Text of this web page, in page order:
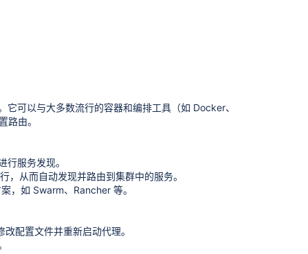
可以与大多数流行的容器和编排工具（如 Docker、
路由。
服务发现。
从而自动发现并路由到集群中的服务。
，如 Swarm、Rancher 等。
配置文件并重新启动代理。